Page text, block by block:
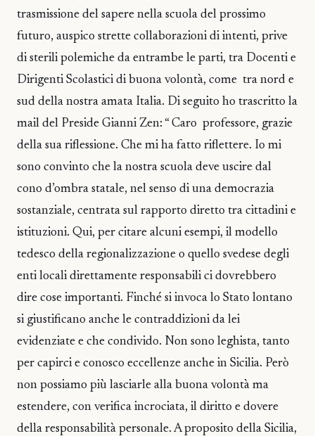
trasmissione del sapere nella scuola del prossimo
futuro, auspico strette collaborazioni di intenti, prive
di sterili polemiche da entrambe le parti, tra Docenti e
Dirigenti Scolastici di buona volontà, come tra nord e
sud della nostra amata Italia. Di seguito ho trascritto la
mail del Preside Gianni Zen: “ Caro professore, grazie
della sua riflessione. Che mi ha fatto riflettere. Io mi
sono convinto che la nostra scuola deve uscire dal
cono d’ombra statale, nel senso di una democrazia
sostanziale, centrata sul rapporto diretto tra cittadini e
istituzioni. Qui, per citare alcuni esempi, il modello
tedesco della regionalizzazione o quello svedese degli
enti locali direttamente responsabili ci dovrebbero
dire cose importanti. Finché si invoca lo Stato lontano
si giustificano anche le contraddizioni da lei
evidenziate e che condivido. Non sono leghista, tanto
per capirci e conosco eccellenze anche in Sicilia. Però
non possiamo più lasciarle alla buona volontà ma
estendere, con verifica incrociata, il diritto e dovere
della responsabilità personale. A proposito della Sicilia,